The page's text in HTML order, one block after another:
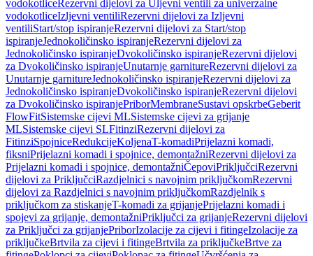
vodokotliceRezervni dijelovi za Uljevni ventili za univerzalne
vodokotliceIzljevni ventiliRezervni dijelovi za Izljevni
ventiliStart/stop ispiranjeRezervni dijelovi za Start/stop
ispiranjeJednokoličinsko ispiranjeRezervni dijelovi za
Jednokoličinsko ispiranjeDvokoličinsko ispiranjeRezervni dijelovi
za Dvokoličinsko ispiranjeUnutarnje garnitureRezervni dijelovi za
Unutarnje garnitureJednokoličinsko ispiranjeRezervni dijelovi za
Jednokoličinsko ispiranjeDvokoličinsko ispiranjeRezervni dijelovi
za Dvokoličinsko ispiranjePriborMembraneSustavi opskrbeGeberit
FlowFitSistemske cijevi MLSistemske cijevi za grijanje
MLSistemske cijevi SLFitinziRezervni dijelovi za
FitinziSpojniceRedukcijeKoljenaT-komadiPrijelazni komadi,
fiksniPrijelazni komadi i spojnice, demontažniRezervni dijelovi za
Prijelazni komadi i spojnice, demontažniČepoviPriključciRezervni
dijelovi za PriključciRazdjelnici s navojnim priključkomRezervni
dijelovi za Razdjelnici s navojnim priključkomRazdjelnik s
priključkom za stiskanjeT-komadi za grijanjePrijelazni komadi i
spojevi za grijanje, demontažniPriključci za grijanjeRezervni dijelovi
za Priključci za grijanjePriborIzolacije za cijevi i fitingeIzolacije za
priključkeBrtvila za cijevi i fitingeBrtvila za priključkeBrtve za